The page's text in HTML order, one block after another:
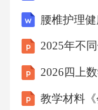
腰椎护理
2025年不
2026四上
教学材料